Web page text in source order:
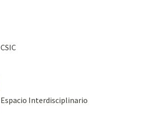
CSIC
Espacio Interdisciplinario